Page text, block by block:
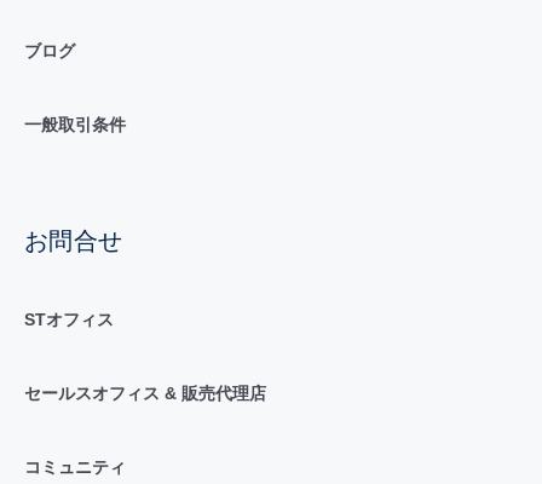
ブログ
一般取引条件
お問合せ
STオフィス
セールスオフィス & 販売代理店
コミュニティ